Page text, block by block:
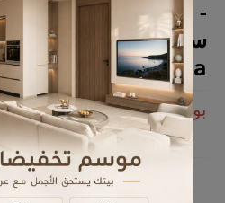
- مونتير فيديو - صانع
سوشال ميديا للتقديم:
بواسطة : - القطيف اليوم
03 , أكتوبر 2025 04:32 م